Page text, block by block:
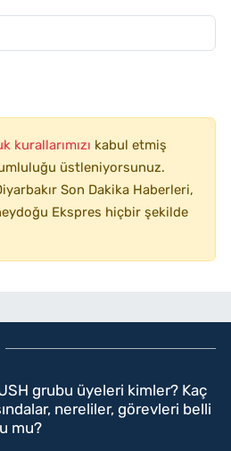
kurallarımızı kabul etmiş
üstleniyorsunuz.
Son Dakika Haberleri,
Ekspres hiçbir şekilde
grubu üyeleri kimler? Kaç
nereliler, görevleri belli
mu?